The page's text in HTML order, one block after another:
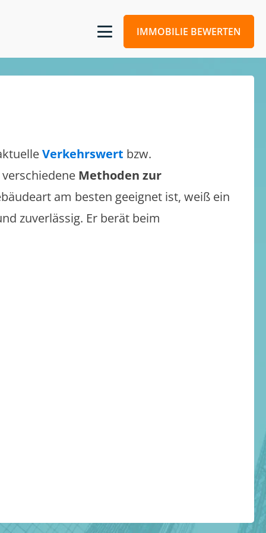
IMMOBILIE BEWERTEN
Verkehrswert bzw.
Methoden zur
am besten geeignet ist, weiß ein
zuverlässig. Er berät beim